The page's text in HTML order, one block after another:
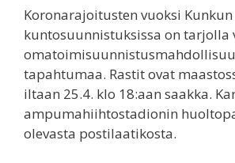
Koronarajoitusten vuoksi Kunkun
kuntosuunnistuksissa on tarjolla
tapahtumaa. Rastit ovat
iltaan 25.4. klo 18:aan saakka.
ampumahiihtostadionin
olevasta postilaatikosta.